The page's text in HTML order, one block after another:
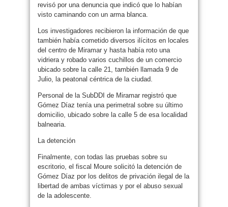
revisó por una denuncia que indicó que lo habían
visto caminando con un arma blanca.
Los investigadores recibieron la información de que
también había cometido diversos ilícitos en locales
del centro de Miramar y hasta había roto una
vidriera y robado varios cuchillos de un comercio
ubicado sobre la calle 21, también llamada 9 de
Julio, la peatonal céntrica de la ciudad.
Personal de la SubDDI de Miramar registró que
Gómez Díaz tenía una perimetral sobre su último
domicilio, ubicado sobre la calle 5 de esa localidad
balnearia.
La detención
Finalmente, con todas las pruebas sobre su
escritorio, el fiscal Moure solicitó la detención de
Gómez Díaz por los delitos de privación ilegal de la
libertad de ambas víctimas y por el abuso sexual
de la adolescente.